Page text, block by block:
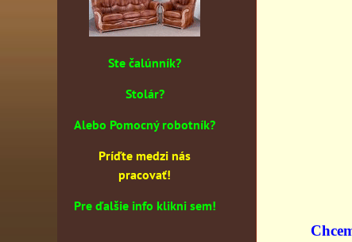
Ste čalúnník?
Stolár?
Alebo Pomocný robotník?
Príďte medzi nás
pracovať!
Pre ďalšie info klikni sem!